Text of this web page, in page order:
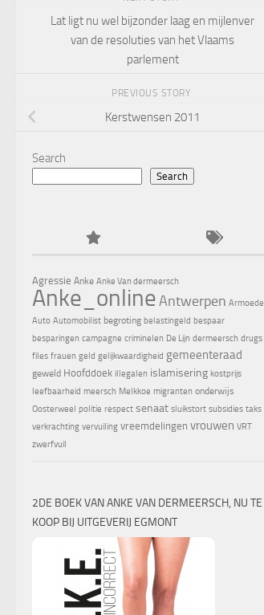
Lat ligt nu wel bijzonder laag en mijlenver
van de resoluties van het Vlaams
parlement
PREVIOUS STORY
Kerstwensen 2011
Search
Search
Agressie Anke Anke Van dermeersch
Anke_onlineAntwerpen Armoede
Auto Automobilist begroting belastingeld bespaar
besparingen campagne criminelen De Lijn dermeersch drugs
files frauen geld gelijkwaardigheid gemeenteraad
geweld Hoofddoek illegalen islamisering kostprijs
leefbaarheid meersch Melkkoe migranten onderwijs
Oosterweel politie respect senaat sluikstort subsidies taks
verkrachting vervuiling vreemdelingen vrouwen VRT
zwerfvuil
2DE BOEK VAN ANKE VAN DERMEERSCH, NU TE
KOOP BIJ UITGEVERIJ EGMONT